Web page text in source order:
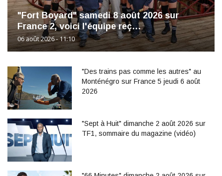
"Fort Boyard" samedi 8 août 2026 sur
France 2, voici l'équipe reç…
06 août 2026 - 11:10
"Des trains pas comme les autres" au
Monténégro sur France 5 jeudi 6 août
2026
"Sept à Huit" dimanche 2 août 2026 sur
TF1, sommaire du magazine (vidéo)